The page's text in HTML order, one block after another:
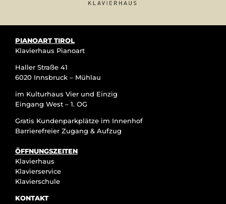
PIANOART TIROL
Klavierhaus Pianoart
Haller Straße 41
6020 Innsbruck – Mühlau
im Kulturhaus Vier und Einzig
Eingang West – 1. OG
Gratis Kundenparkplätze im Innenhof
Barrierefreier Zugang & Aufzug
ÖFFNUNGSZEITEN
Klavierhaus
Klavierservice
Klavierschule
KONTAKT